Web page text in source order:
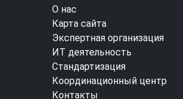
О нас
Карта сайта
Экспертная организация
ИТ деятельность
Стандартизация
Координационный центр
Контакты